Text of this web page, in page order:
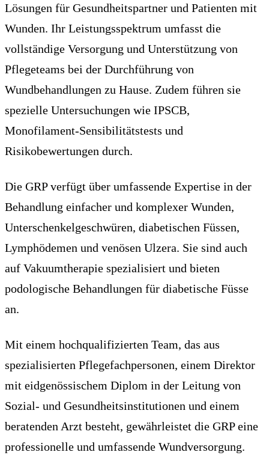
Lösungen für Gesundheitspartner und Patienten mit
Wunden. Ihr Leistungsspektrum umfasst die
vollständige Versorgung und Unterstützung von
Pflegeteams bei der Durchführung von
Wundbehandlungen zu Hause. Zudem führen sie
spezielle Untersuchungen wie IPSCB,
Monofilament-Sensibilitätstests und
Risikobewertungen durch.
Die GRP verfügt über umfassende Expertise in der
Behandlung einfacher und komplexer Wunden,
Unterschenkelgeschwüren, diabetischen Füssen,
Lymphödemen und venösen Ulzera. Sie sind auch
auf Vakuumtherapie spezialisiert und bieten
podologische Behandlungen für diabetische Füsse
an.
Mit einem hochqualifizierten Team, das aus
spezialisierten Pflegefachpersonen, einem Direktor
mit eidgenössischem Diplom in der Leitung von
Sozial- und Gesundheitsinstitutionen und einem
beratenden Arzt besteht, gewährleistet die GRP eine
professionelle und umfassende Wundversorgung.